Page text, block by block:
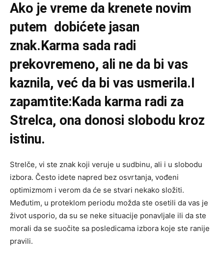
Ako je vreme da krenete novim
putem dobićete jasan
znak.Karma sada radi
prekovremeno, ali ne da bi vas
kaznila, već da bi vas usmerila.I
zapamtite:Kada karma radi za
Strelca, ona donosi slobodu kroz
istinu.
Strelče, vi ste znak koji veruje u sudbinu, ali i u slobodu
izbora. Često idete napred bez osvrtanja, vođeni
optimizmom i verom da će se stvari nekako složiti.
Međutim, u proteklom periodu možda ste osetili da vas je
život usporio, da su se neke situacije ponavljale ili da ste
morali da se suočite sa posledicama izbora koje ste ranije
pravili.